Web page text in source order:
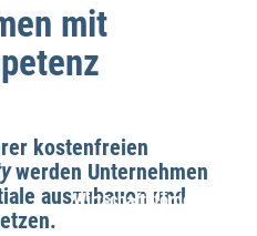
Wirtschaftsförderung
mit
kostenfreien
werden Unternehmen
auszubauen und